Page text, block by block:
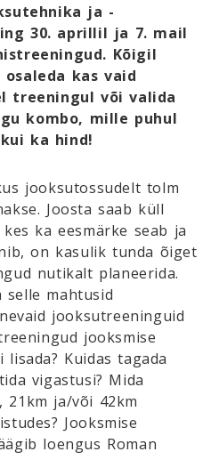
ja -
30. aprillil ja 7. mail
Kõigil
kas vaid
treeningul või valida
kombo, mille puhul
ka hind!
jooksutossudelt tolm
Joosta saab küll
ka eesmärke seab ja
on kasulik tunda õiget
nutikalt planeerida.
selle mahtusid
jooksutreeninguid
jooksmise
Kuidas tagada
vigastusi? Mida
21km ja/või 42km
Jooksmise
loengus Roman